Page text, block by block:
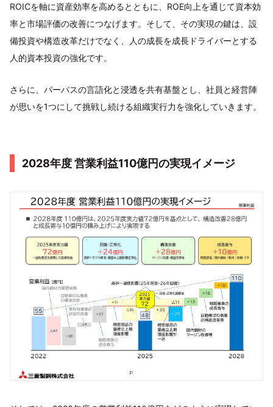
ROICを軸に資産効率を高めるとともに、ROE向上を通じて資本効
率と市場評価の改善につなげます。そして、その実現の鍵は、設
備投資や構造改革だけでなく、人の成長を成長ドライバーとする
人的資本投資の強化です。
さらに、パーパスの言語化と浸透を共有基盤とし、社員と経営陣
が思いを1つにして挑戦し続ける組織実行力を強化していきます。
2028年度 営業利益110億円の実現イメージ